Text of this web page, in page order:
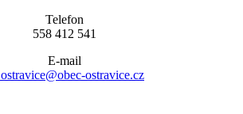
Telefon
558 412 541
E-mail
ostravice.cz